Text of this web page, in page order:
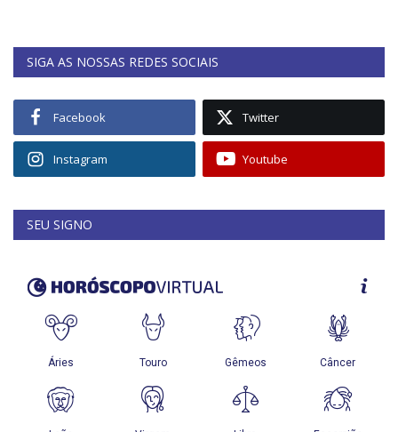
SIGA AS NOSSAS REDES SOCIAIS
Facebook Twitter
Instagram Youtube
SEU SIGNO